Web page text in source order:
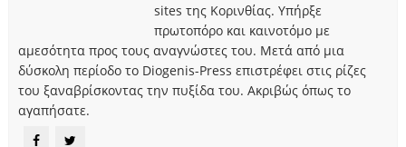
sites της Κορινθίας. Υπήρξε
πρωτοπόρο και καινοτόμο με
αμεσότητα προς τους αναγνώστες του. Μετά από μια
δύσκολη περίοδο το Diogenis-Press επιστρέφει στις ρίζες
του ξαναβρίσκοντας την πυξίδα του. Ακριβώς όπως το
αγαπήσατε.